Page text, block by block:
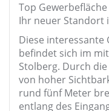
Top
Ihr neuer Standort
Diese interessante
befindet sich im
Stolberg. Durch
von hoher
rund fünf Meter
entlang des